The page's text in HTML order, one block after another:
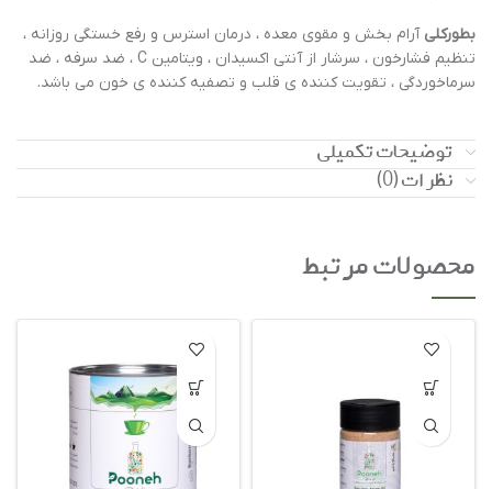
بطورکلی آرام بخش و مقوی معده ، درمان استرس و رفع خستگی روزانه ،
تنظیم فشارخون ، سرشار از آنتی اکسیدان ، ویتامین C ، ضد سرفه ، ضد
سرماخوردگی ، تقویت کننده ی قلب و تصفیه کننده ی خون می باشد.
توضیحات تکمیلی
نظرات (0)
محصولات مرتبط